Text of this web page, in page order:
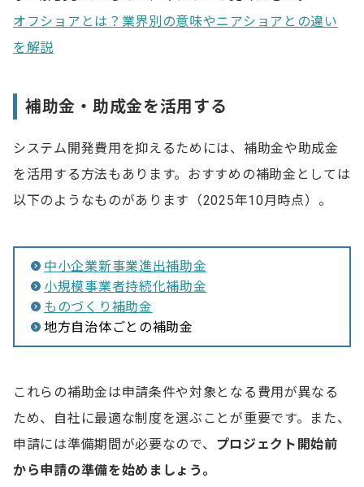
オフショアとは？業界別の意味やニアショアとの違い
を解説
補助金・助成金を活用する
システム開発費用を抑えるためには、補助金や助成金
を活用する方法もあります。おすすめの補助金としては
以下のようなものがあります（2025年10月時点）。
中小企業新事業進出補助金
小規模事業者持続化補助金
ものづくり補助金
地方自治体ごとの補助金
これらの補助金は申請条件や対象となる費用が異なる
ため、自社に最適な制度を選ぶことが重要です。また、
申請には準備期間が必要なので、 プロジェクト開始前
から申請の準備を始めましょう。